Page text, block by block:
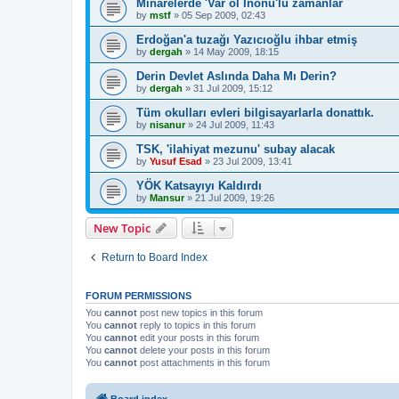
Minarelerde 'Var ol İnönü'lü zamanlar
by mstf » 05 Sep 2009, 02:43
Erdoğan'a tuzağı Yazıcıoğlu ihbar etmiş
by dergah » 14 May 2009, 18:15
Derin Devlet Aslında Daha Mı Derin?
by dergah » 31 Jul 2009, 15:12
Tüm okulları evleri bilgisayarlarla donattık.
by nisanur» 24 Jul 2009, 11:43
TSK, 'ilahiyat mezunu' subay alacak
by Yusuf Esad » 23 Jul 2009, 13:41
YÖK Katsayıyı Kaldırdı
by Mansur» 21 Jul 2009, 19:26
New Topic
Return to Board Index
FORUM PERMISSIONS
You cannot post new topics in this forum
You cannot reply to topics in this forum
You cannot edit your posts in this forum
You cannot delete your posts in this forum
You cannot post attachments in this forum